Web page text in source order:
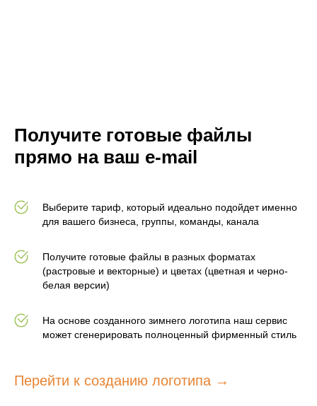
Получите готовые файлы
прямо на ваш e-mail
Выберите тариф, который идеально подойдет именно
для вашего бизнеса, группы, команды, канала
Получите готовые файлы в разных форматах
(растровые и векторные) и цветах (цветная и черно-
белая версии)
На основе созданного зимнего логотипа наш сервис
может сгенерировать полноценный фирменный стиль
Перейти к созданию логотипа